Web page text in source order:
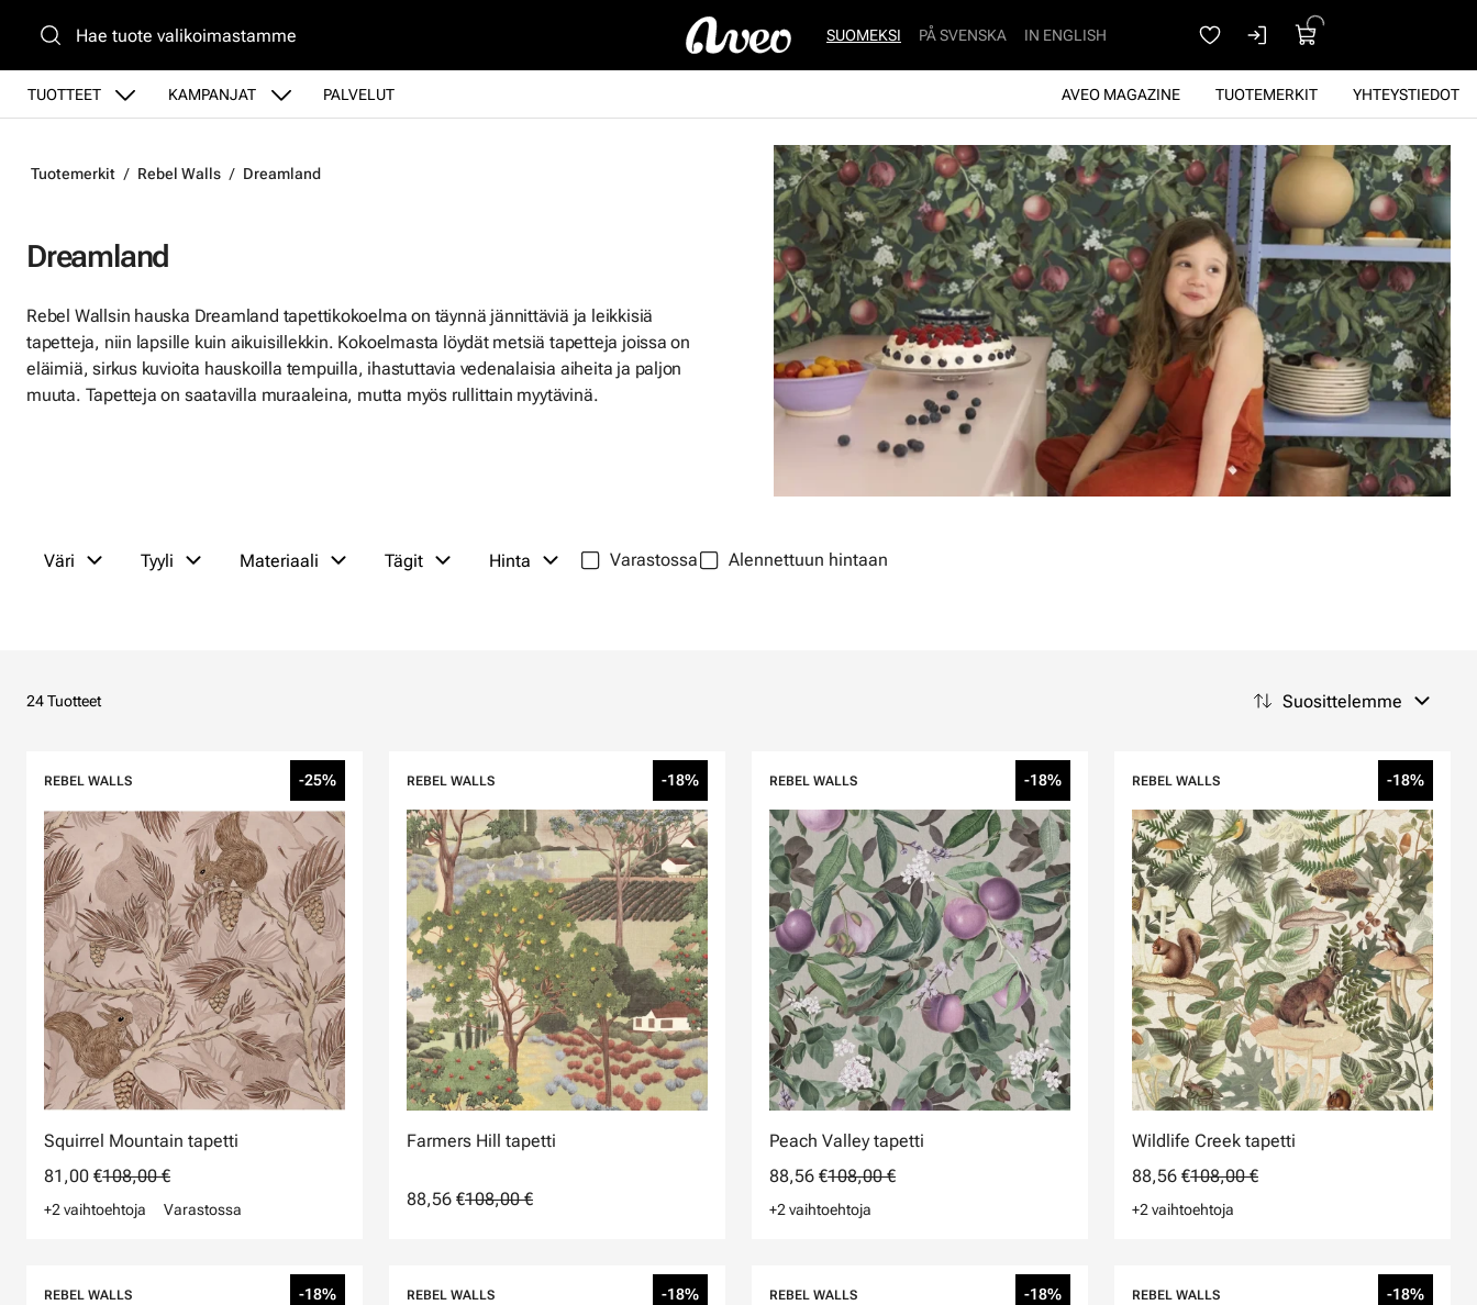
TUOTTEET KAMPANJAT PALVELUT YHTEYSTIEDOT
TUOTEMERKIT
AVEO MAGAZINE
SUOMEKSI PÅ SVENSKA IN ENGLISH
Tuotemerkit Rebel Walls Dreamland
Dreamland
Rebel Wallsin hauska Dreamland tapettikokoelma on täynnä jännittäviä ja leikkisiä
tapetteja, niin lapsille kuin aikuisillekkin. Kokoelmasta löydät metsiä tapetteja joissa on
eläimiä, sirkus kuvioita hauskoilla tempuilla, ihastuttavia vedenalaisia aiheita ja paljon
muuta. Tapetteja on saatavilla muraaleina, mutta myös rullittain myytävinä.
Väri Tyyli Materiaali Tägit Hinta Varastossa Alennettuun hintaan
Suosittelemme
24 Tuotteet
REBEL WALLS -25%
Squirrel Mountain tapetti
81,00 €108,00 €
+2 vaihtoehtoja Varastossa
REBEL WALLS -18%
Farmers Hill tapetti
88,56 €108,00 €
REBEL WALLS -18%
Peach Valley tapetti
88,56 €108,00 €
+2 vaihtoehtoja
REBEL WALLS -18%
Wildlife Creek tapetti
88,56 €108,00 €
+2 vaihtoehtoja
REBEL WALLS -18% REBEL WALLS -18% REBEL WALLS -18% REBEL WALLS -18%